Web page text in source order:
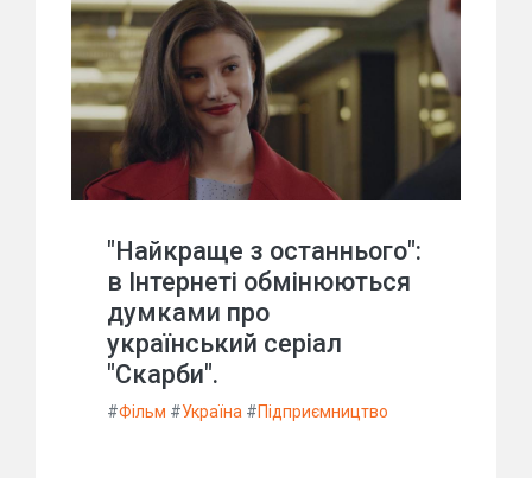
"Найкраще з останнього":
в Інтернеті обмінюються
думками про
український серіал
"Скарби".
#Фільм #Україна #Підприємництво